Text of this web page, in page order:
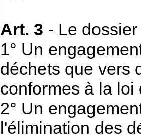
Art. 3 - Le
1° Un
déchets que vers
conformes à la
2° Un
l'élimination des